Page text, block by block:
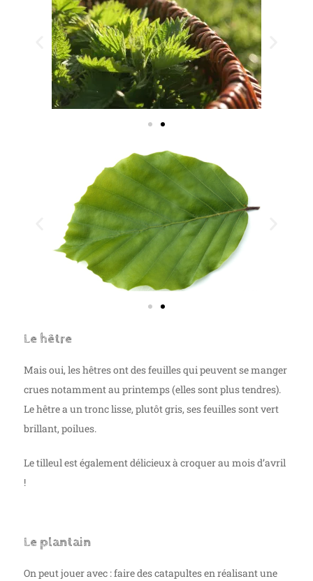
Le hêtre
Mais oui, les hêtres ont des feuilles qui peuvent se manger
crues notamment au printemps (elles sont plus tendres).
Le hêtre a un tronc lisse, plutôt gris, ses feuilles sont vert
brillant, poilues.
Le tilleul est également délicieux à croquer au mois d’avril
!
Le plantain
On peut jouer avec : faire des catapultes en réalisant une